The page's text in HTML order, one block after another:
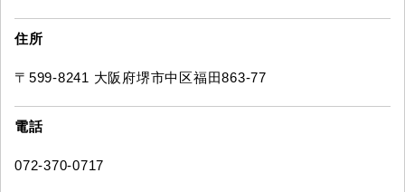
住所
〒599-8241 大阪府堺市中区福田863-77
電話
072-370-0717